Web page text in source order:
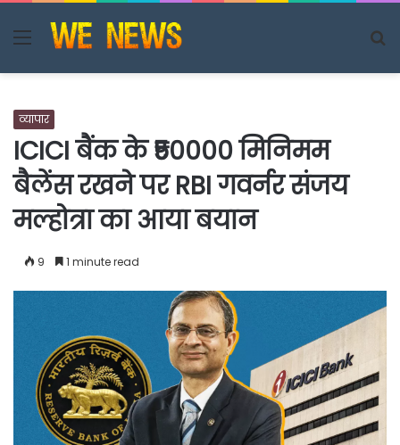
Menu
व्यापार
ICICI बैंक के ₹50000 मिनिमम
बैलेंस रखने पर RBI गवर्नर संजय
मल्होत्रा का आया बयान
9 1 minute read